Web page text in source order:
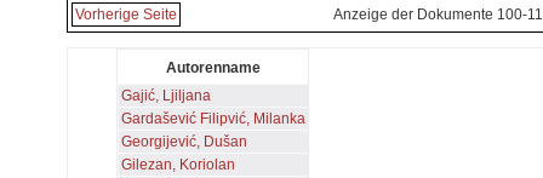
Vorherige Seite Anzeige der Dokumente 100-
Autorenname
Gajić, Ljiljana
Gardašević Filipvić, Milanka
Georgijević, Dušan
Gilezan, Koriolan